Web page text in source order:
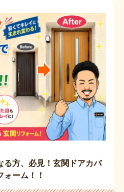
る方、必見！玄関ドアカバ
ーム！！